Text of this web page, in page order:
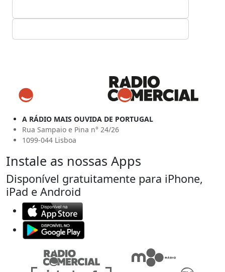
A RÁDIO MAIS OUVIDA DE PORTUGAL
Rua Sampaio e Pina n° 24/26
1099-044 Lisboa
Instale as nossas Apps
Disponível gratuitamente para iPhone,
iPad e Android